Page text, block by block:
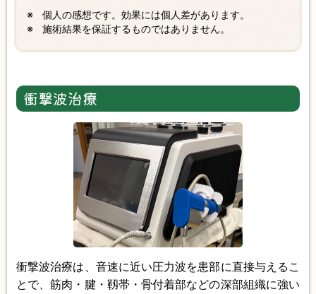
個人の感想です。効果には個人差があります。
施術結果を保証するものではありません。
衝撃波治療
衝撃波治療は、音速に近い圧力波を患部に直接与えるこ
とで、筋肉・腱・靱帯・骨付着部などの深部組織に強い